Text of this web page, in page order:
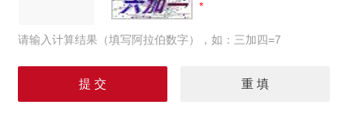
请输入计算结果（填写阿拉伯数字），如：三加四=7